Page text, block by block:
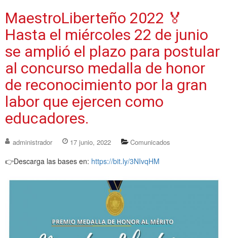
MaestroLiberteño 2022 🏅
Hasta el miércoles 22 de junio
se amplió el plazo para postular
al concurso medalla de honor
de reconocimiento por la gran
labor que ejercen como
educadores.
administrador 17 junio, 2022 Comunicados
👉Descarga las bases en: https://bit.ly/3NIvqHM